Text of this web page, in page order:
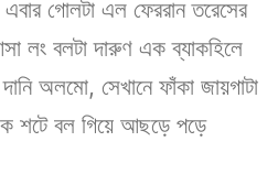
গোলটা এল ফেররান তরেসের
লং বলটা দারুণ এক ব্যাকহিলে
অলমো, সেখানে ফাঁকা জায়গাটা
শটে বল গিয়ে আছড়ে পড়ে